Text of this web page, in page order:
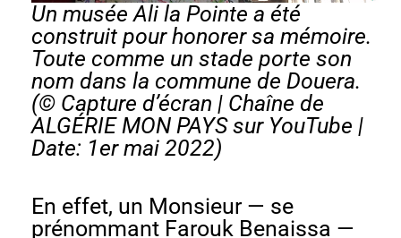
Un musée Ali la Pointe a été
construit pour honorer sa mémoire.
Toute comme un stade porte son
nom dans la commune de Douera.
(© Capture d’écran | Chaîne de
ALGÉRIE MON PAYSsur YouTube |
Date: 1er mai 2022)
En effet, un Monsieur — se
prénommant Farouk Benaissa —